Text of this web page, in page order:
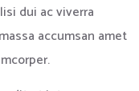
dui ac viverra
accumsan amet